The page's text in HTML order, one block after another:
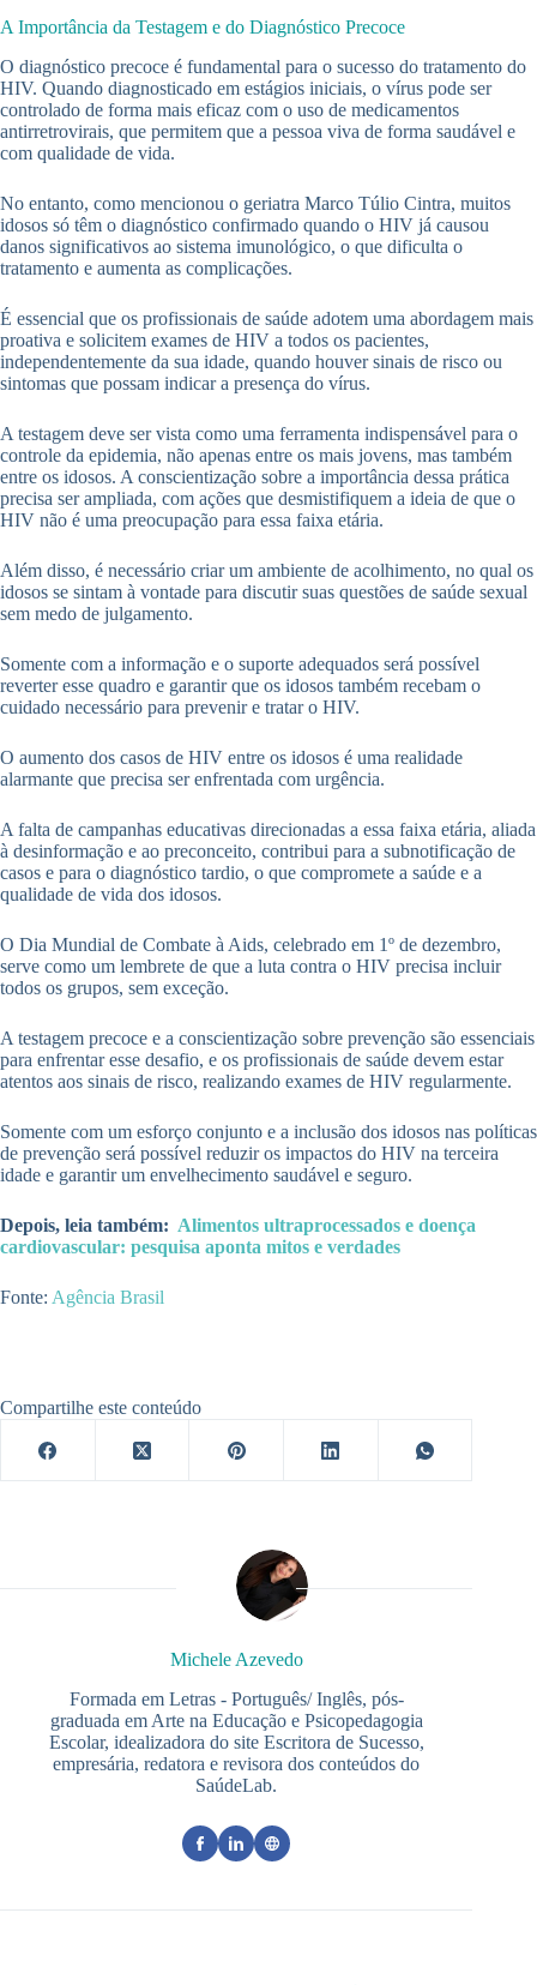
A Importância da Testagem e do Diagnóstico Precoce
O diagnóstico precoce é fundamental para o sucesso do tratamento do
HIV. Quando diagnosticado em estágios iniciais, o vírus pode ser
controlado de forma mais eficaz com o uso de medicamentos
antirretrovirais, que permitem que a pessoa viva de forma saudável e
com qualidade de vida.
No entanto, como mencionou o geriatra Marco Túlio Cintra, muitos
idosos só têm o diagnóstico confirmado quando o HIV já causou
danos significativos ao sistema imunológico, o que dificulta o
tratamento e aumenta as complicações.
É essencial que os profissionais de saúde adotem uma abordagem mais
proativa e solicitem exames de HIV a todos os pacientes,
independentemente da sua idade, quando houver sinais de risco ou
sintomas que possam indicar a presença do vírus.
A testagem deve ser vista como uma ferramenta indispensável para o
controle da epidemia, não apenas entre os mais jovens, mas também
entre os idosos. A conscientização sobre a importância dessa prática
precisa ser ampliada, com ações que desmistifiquem a ideia de que o
HIV não é uma preocupação para essa faixa etária.
Além disso, é necessário criar um ambiente de acolhimento, no qual os
idosos se sintam à vontade para discutir suas questões de saúde sexual
sem medo de julgamento.
Somente com a informação e o suporte adequados será possível
reverter esse quadro e garantir que os idosos também recebam o
cuidado necessário para prevenir e tratar o HIV.
O aumento dos casos de HIV entre os idosos é uma realidade
alarmante que precisa ser enfrentada com urgência.
A falta de campanhas educativas direcionadas a essa faixa etária, aliada
à desinformação e ao preconceito, contribui para a subnotificação de
casos e para o diagnóstico tardio, o que compromete a saúde e a
qualidade de vida dos idosos.
O Dia Mundial de Combate à Aids, celebrado em 1º de dezembro,
serve como um lembrete de que a luta contra o HIV precisa incluir
todos os grupos, sem exceção.
A testagem precoce e a conscientização sobre prevenção são essenciais
para enfrentar esse desafio, e os profissionais de saúde devem estar
atentos aos sinais de risco, realizando exames de HIV regularmente.
Somente com um esforço conjunto e a inclusão dos idosos nas políticas
de prevenção será possível reduzir os impactos do HIV na terceira
idade e garantir um envelhecimento saudável e seguro.
Depois, leia também: Alimentos ultraprocessados e doença
cardiovascular: pesquisa aponta mitos e verdades
Fonte: Agência Brasil
Compartilhe este conteúdo
Michele Azevedo
Formada em Letras - Português/ Inglês, pós-
graduada em Arte na Educação e Psicopedagogia
Escolar, idealizadora do site Escritora de Sucesso,
empresária, redatora e revisora dos conteúdos do
SaúdeLab.